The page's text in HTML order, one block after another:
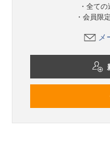
・全て
・会員限
メ